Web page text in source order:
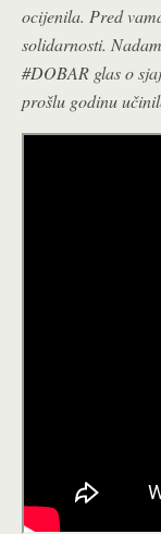
ocijenila. Pred
solidarnosti.
#DOBAR glas o
prošlu godinu